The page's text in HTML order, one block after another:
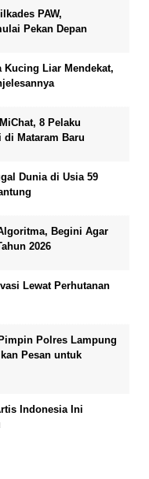
PAW,
Pekan Depan
Kucing Liar Mendekat,
8 Pelaku
di Mataram Baru
Dunia di Usia 59
Begini Agar
2026
Lewat Perhutanan
Polres Lampung
Pesan untuk
Indonesia Ini